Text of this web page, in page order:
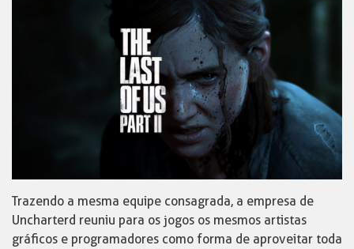
Trazendo a mesma equipe consagrada, a empresa de
Uncharterd reuniu para os jogos os mesmos artistas
gráficos e programadores como forma de aproveitar toda